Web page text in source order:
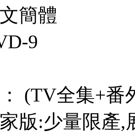
簡體
9
(TV全集+番
版:少量限產,